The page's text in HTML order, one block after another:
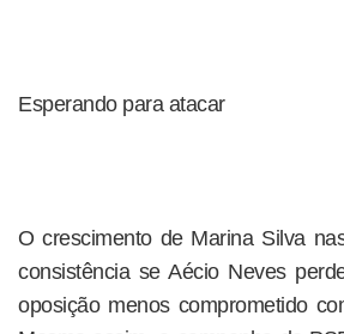
Esperando para atacar
O crescimento de Marina Silva
consistência se Aécio Neves
oposição menos comprometido